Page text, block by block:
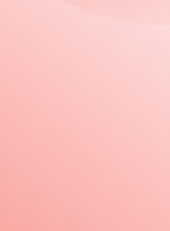
を展開すべきであると考えております。
いと考えております。業界関係諸団体の皆